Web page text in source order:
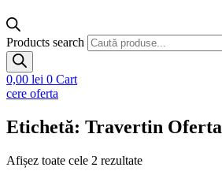
Products search
0,00 lei 0 Cart
cere oferta
Etichetă: Travertin Oferta
Afișez toate cele 2 rezultate